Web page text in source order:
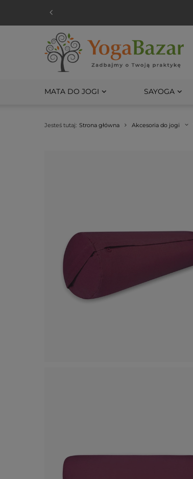
MATA DO JOGI SAYOGA
Jesteś tutaj: Strona główna Akcesoria do jogi